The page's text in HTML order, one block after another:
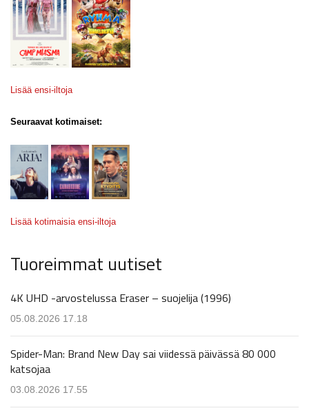
Lisää ensi-iltoja
Seuraavat kotimaiset:
Lisää kotimaisia ensi-iltoja
Tuoreimmat uutiset
4K UHD -arvostelussa Eraser – suojelija (1996)
05.08.2026 17.18
Spider-Man: Brand New Day sai viidessä päivässä 80 000
katsojaa
03.08.2026 17.55